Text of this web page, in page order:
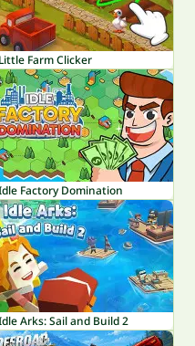
Little Farm Clicker
Factory Domination
Arks: Sail and Build 2